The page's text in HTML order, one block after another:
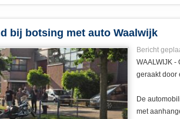
bij botsing met auto Waalwijk
Bericht
WAALWIJK
geraakt door
De
met